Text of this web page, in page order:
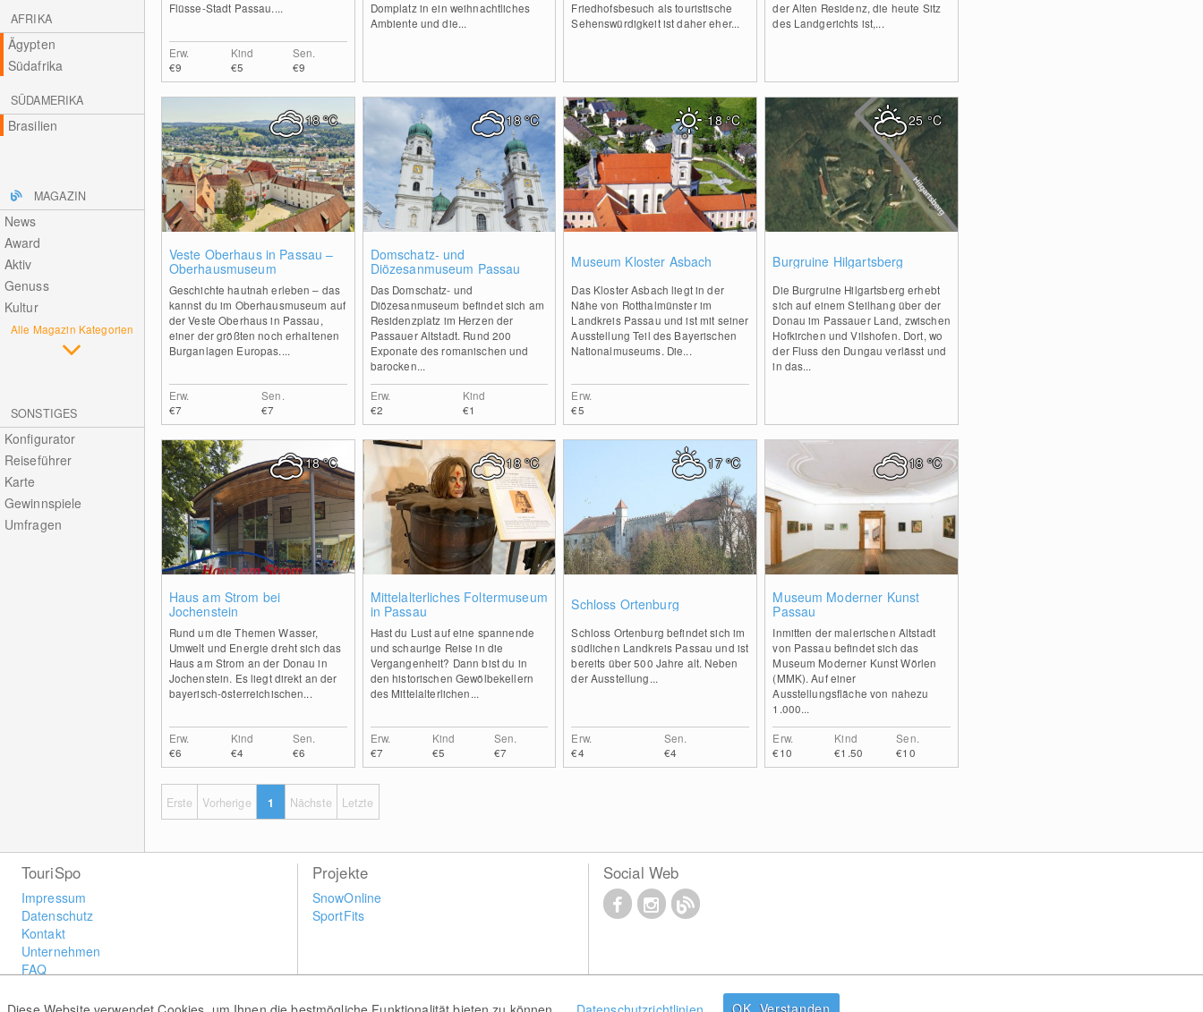
AFRIKA
Ägypten
Südafrika
SÜDAMERIKA
Brasilien
MAGAZIN
News
Award
Aktiv
Genuss
Kultur
Alle Magazin Kategorien
SONSTIGES
Konfigurator
Reiseführer
Karte
Gewinnspiele
Umfragen
Flüsse-Stadt Passau....
Erw.
€9
Kind
€5
Sen.
€9
Domplatz in ein weihnachtliches
Ambiente und die...
Friedhofsbesuch als touristische
Sehenswürdigkeit ist daher eher...
der Alten Residenz, die heute Sitz
des Landgerichts ist,...
Veste Oberhaus in Passau –
Oberhausmuseum
Geschichte hautnah erleben – das
kannst du im Oberhausmuseum auf
der Veste Oberhaus in Passau,
einer der größten noch erhaltenen
Burganlagen Europas....
Erw.
€7
Sen.
€7
18°C
Domschatz- und
Diözesanmuseum Passau
Das Domschatz- und
Diözesanmuseum befindet sich am
Residenzplatz im Herzen der
Passauer Altstadt. Rund 200
Exponate des romanischen und
barocken...
Erw.
€2
Kind
€1
18°C
Museum Kloster Asbach
Das Kloster Asbach liegt in der
Nähe von Rotthalmünster im
Landkreis Passau und ist mit seiner
Ausstellung Teil des Bayerischen
Nationalmuseums. Die...
Erw.
€5
18°C
Burgruine Hilgartsberg
Die Burgruine Hilgartsberg erhebt
sich auf einem Steilhang über der
Donau im Passauer Land, zwischen
Hofkirchen und Vilshofen. Dort, wo
der Fluss den Dungau verlässt und
in das...
25°C
Haus am Strom bei
Jochenstein
Rund um die Themen Wasser,
Umwelt und Energie dreht sich das
Haus am Strom an der Donau in
Jochenstein. Es liegt direkt an der
bayerisch-österreichischen...
Erw.
€6
Kind
€4
Sen.
€6
18°C
0
Mittelalterliches Foltermuseum
in Passau
Hast du Lust auf eine spannende
und schaurige Reise in die
Vergangenheit? Dann bist du in
den historischen Gewölbekellern
des Mittelalterlichen...
Erw.
€7
Kind
€5
Sen.
€7
18°C
Schloss Ortenburg
Schloss Ortenburg befindet sich im
südlichen Landkreis Passau und ist
bereits über 500 Jahre alt. Neben
der Ausstellung...
Erw.
€4
Sen.
€4
17°C
Museum Moderner Kunst
Passau
Inmitten der malerischen Altstadt
von Passau befindet sich das
Museum Moderner Kunst Wörlen
(MMK). Auf einer
Ausstellungsfläche von nahezu
1.000...
Erw.
€10
Kind
€1.50
Sen.
€10
18°C
Erste Vorherige 1 Nächste Letzte
OK, Verstanden
TouriSpo
Impressum
Datenschutz
Kontakt
Unternehmen
FAQ
Widget
Projekte
SnowOnline
SportFits
Social Web